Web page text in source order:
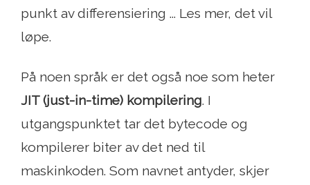
punkt av differensiering ... Les mer, det vil
løpe.
På noen språk er det også noe som heter
JIT (just-in-time) kompilering. I
utgangspunktet tar det bytecode og
kompilerer biter av det ned til
maskinkoden. Som navnet antyder, skjer